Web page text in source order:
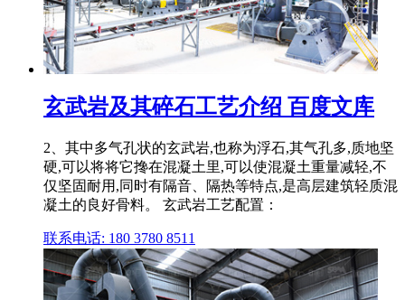
玄武岩及其碎石工艺介绍 百度文库
2、其中多气孔状的玄武岩,也称为浮石,其气孔多,质地坚
硬,可以将将它搀在混凝土里,可以使混凝土重量减轻,不
仅坚固耐用,同时有隔音、隔热等特点,是高层建筑轻质混
凝土的良好骨料。 玄武岩工艺配置：
联系电话: 180 3780 8511